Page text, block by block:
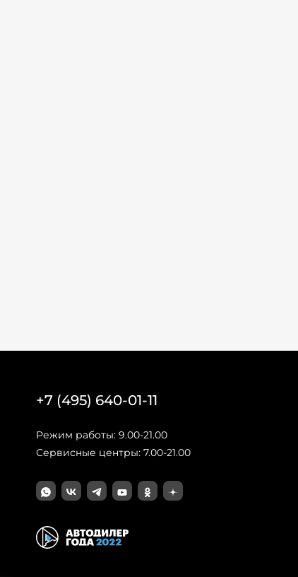
+7 (495) 640-01-11
Режим работы: 9.00-21.00
Сервисные центры: 7.00-21.00